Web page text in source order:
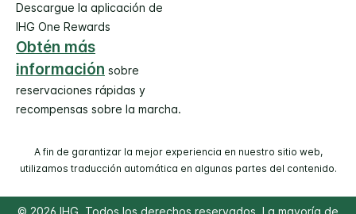
Descargue la aplicación de
IHG One Rewards
Obtén más
información sobre
reservaciones rápidas y
recompensas sobre la marcha.
A fin de garantizar la mejor experiencia en nuestro sitio web,
utilizamos traducción automática en algunas partes del contenido.